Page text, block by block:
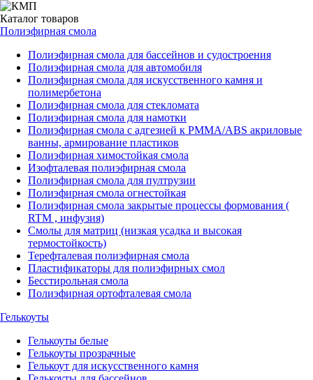
Каталог товаров
Полиэфирная смола
Полиэфирная смола для бассейнов и судостроения
Полиэфирная смола для автомобиля
Полиэфирная смола для искусственного камня и
полимербетона
Полиэфирная смола для стекломата
Полиэфирная смола для намотки
Полиэфирная смола с адгезией к РММА/АВS акриловые
ванны, армирование пластиков
Полиэфирная химостойкая смола
Изофталевая полиэфирная смола
Полиэфирная смола для пултрузии
Полиэфирная смола огнестойкая
Полиэфирная смола закрытые процессы формования (
RTM , инфузия)
Смолы для матриц (низкая усадка и высокая
термостойкость)
Терефталевая полиэфирная смола
Пластификаторы для полиэфирных смол
Бесстирольная смола
Полиэфирная ортофталевая смола
Гелькоуты
Гелькоуты белые
Гелькоуты прозрачные
Гелькоут для искусственного камня